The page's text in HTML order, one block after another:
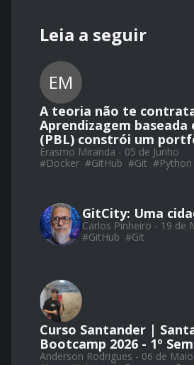
Leia a seguir
EM
A teoria não te
Aprendizagem
(PBL) constrói um
Erasmo Miranda - 05 de Junho
#Docker #GitHub #Git #Python
GitCity: Uma
Carlos Pinheiro - 19 de
#GitHub #Git
Curso Santander |
Bootcamp 2026 - 1º
Anderson Rodrigues - 06 de Maio